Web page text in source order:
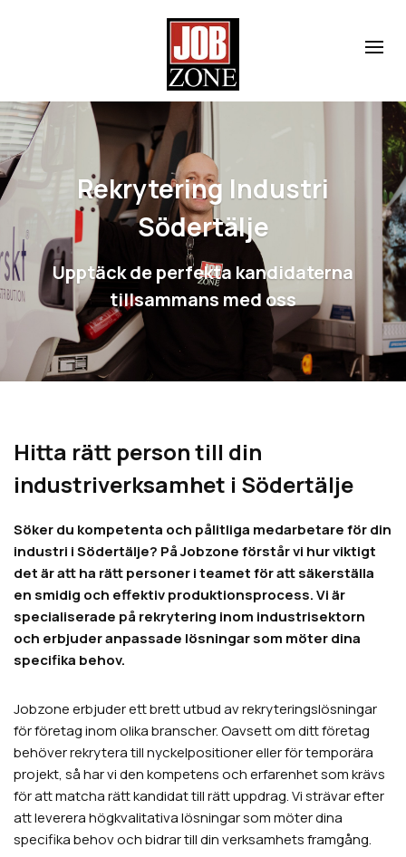
Rekrytering Industri
Södertälje
Upptäck de perfekta kandidaterna
tillsammans med oss
Hitta rätt person till din
industriverksamhet i Södertälje
Söker du kompetenta och pålitliga medarbetare för din
industri i Södertälje? På Jobzone förstår vi hur viktigt
det är att ha rätt personer i teamet för att säkerställa
en smidig och effektiv produktionsprocess. Vi är
specialiserade på rekrytering inom industrisektorn
och erbjuder anpassade lösningar som möter dina
specifika behov.
Jobzone erbjuder ett brett utbud av rekryteringslösningar
för företag inom olika branscher. Oavsett om ditt företag
behöver rekrytera till nyckelpositioner eller för temporära
projekt, så har vi den kompetens och erfarenhet som krävs
för att matcha rätt kandidat till rätt uppdrag. Vi strävar efter
att leverera högkvalitativa lösningar som möter dina
specifika behov och bidrar till din verksamhets framgång.